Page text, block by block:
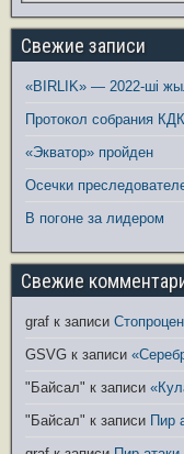
Свежие записи
«BIRLIK» — 2022-ші
Протокол собрания КДК
«Экватор» пройден
Осечки
В погоне за лидером
Свежие
graf к записи
GSVG к записи
"Байсал" к записи
"Байсал" к записи Пир